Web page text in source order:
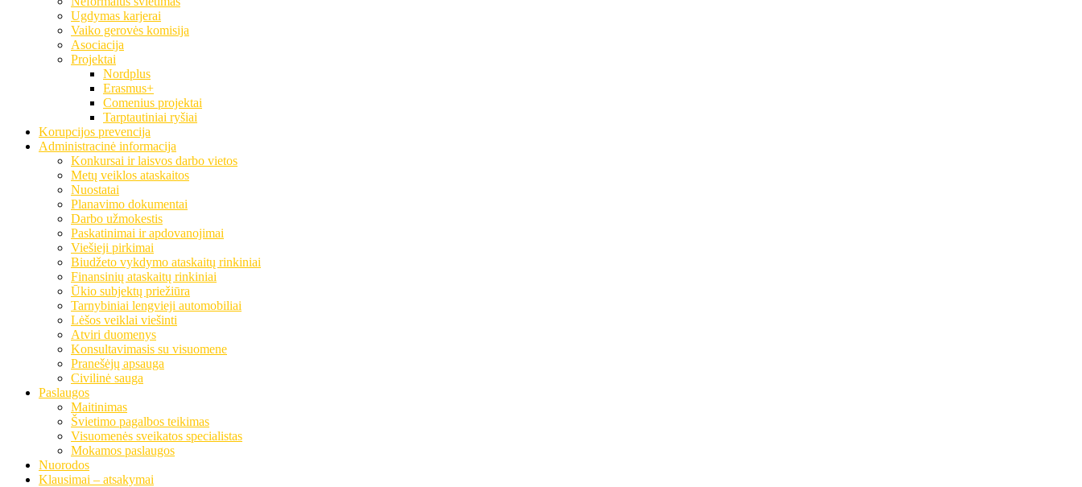
Ugdymas karjerai
Vaiko gerovės komisija
Asociacija
Projektai
Nordplus
Erasmus+
Comenius projektai
Tarptautiniai ryšiai
Korupcijos prevencija
Administracinė informacija
Konkursai ir laisvos darbo vietos
Metų veiklos ataskaitos
Nuostatai
Planavimo dokumentai
Darbo užmokestis
Paskatinimai ir apdovanojimai
Viešieji pirkimai
Biudžeto vykdymo ataskaitų rinkiniai
Finansinių ataskaitų rinkiniai
Ūkio subjektų priežiūra
Tarnybiniai lengvieji automobiliai
Lėšos veiklai viešinti
Atviri duomenys
Konsultavimasis su visuomene
Pranešėjų apsauga
Civilinė sauga
Paslaugos
Maitinimas
Švietimo pagalbos teikimas
Visuomenės sveikatos specialistas
Mokamos paslaugos
Nuorodos
Klausimai – atsakymai